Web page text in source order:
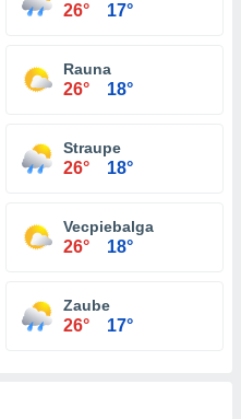
26° 17°
Rauna
26° 18°
Straupe
26° 18°
Vecpiebalga
26° 18°
Zaube
26° 17°